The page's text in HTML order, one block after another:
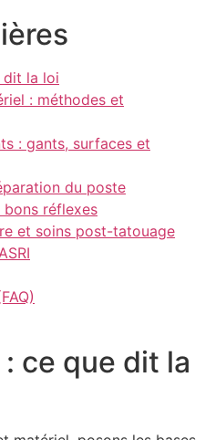
dit la loi
: méthodes et
: gants, surfaces et
du poste
bons réflexes
et soins post-tatouage
ce que dit la